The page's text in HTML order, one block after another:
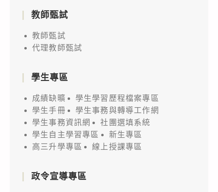
教師甄試
教師甄試
代理教師甄試
學生專區
成績缺曠
學生學習歷程檔案專區
學生手冊
學生事務與轉導工作網
學生事務資訊網
社團選填系統
學生自主學習專區
新生專區
高三升學專區
線上授課專區
政令宣導專區